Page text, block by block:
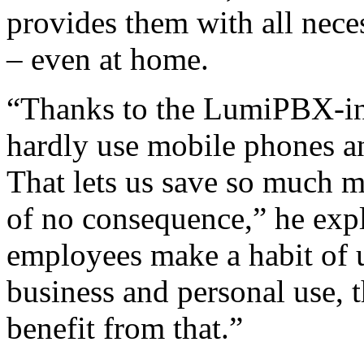
provides them with all
– even at home.
“Thanks to the LumiPBX-
hardly use mobile phones
That lets us save so much
of no consequence,” he
employees make a habit
business and personal
benefit from that.”